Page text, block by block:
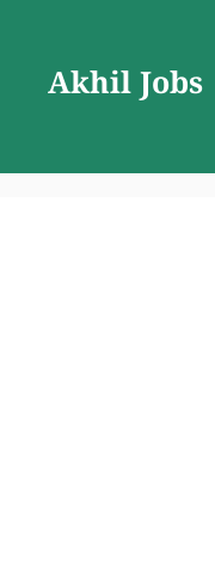
contentAkhil Jobs